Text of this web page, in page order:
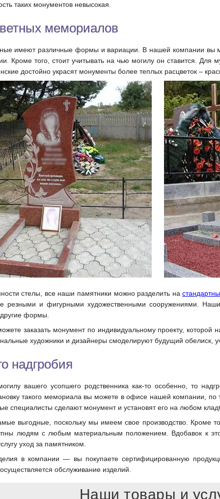
таких монументов невысокая.
мемориалов
имеют различные формы и вариации. В нашей компании вы
Кроме того, стоит учитывать на чью могилу он ставится.
достойно украсят монументы более теплых расцветок –
стелы, все наши памятники можно разделить на
резными и фигурными художественными сооружениями.
формы.
заказать монумент по индивидуальному проекту, которой
художники и дизайнеры смоделируют будущий обелиск,
надгробия
вашего усопшего родственника как-то особенно, то
такого мемориала вы можете в офисе нашей компании,
специалисты сделают монумент и установят его на любом
выгодные, поскольку мы имеем свое производство. Кроме
людям с любым материальным положением. Вдобавок к
уход за памятником.
в компании — вы покупаете сертифицированную
обслуживание изделий.
Наши товары и